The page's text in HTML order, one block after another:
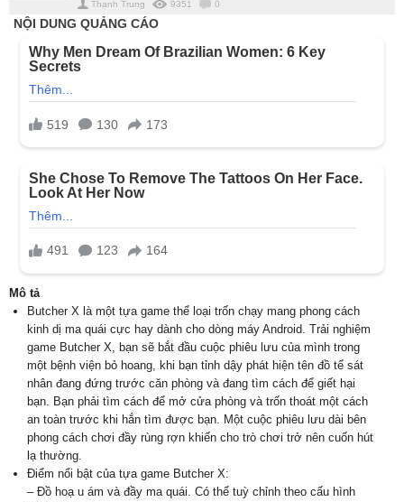
Thanh Trung
9351 0
Mô tả
Butcher X là một tựa game thể loại trốn chạy mang phong cách
kinh dị ma quái cực hay dành cho dòng máy Android. Trải nghiệm
game Butcher X, bạn sẽ bắt đầu cuộc phiêu lưu của mình trong
một bệnh viện bỏ hoang, khi bạn tỉnh dậy phát hiện tên đồ tể sát
nhân đang đứng trước căn phòng và đang tìm cách để giết hại
bạn. Bạn phải tìm cách để mở cửa phòng và trốn thoát một cách
an toàn trước khi hắn tìm được bạn. Một cuộc phiêu lưu dài bên
phong cách chơi đầy rùng rợn khiến cho trò chơi trở nên cuốn hút
lạ thường.
Điểm nổi bật của tựa game Butcher X:
– Đồ hoạ u ám và đầy ma quái. Có thể tuỳ chỉnh theo cấu hình